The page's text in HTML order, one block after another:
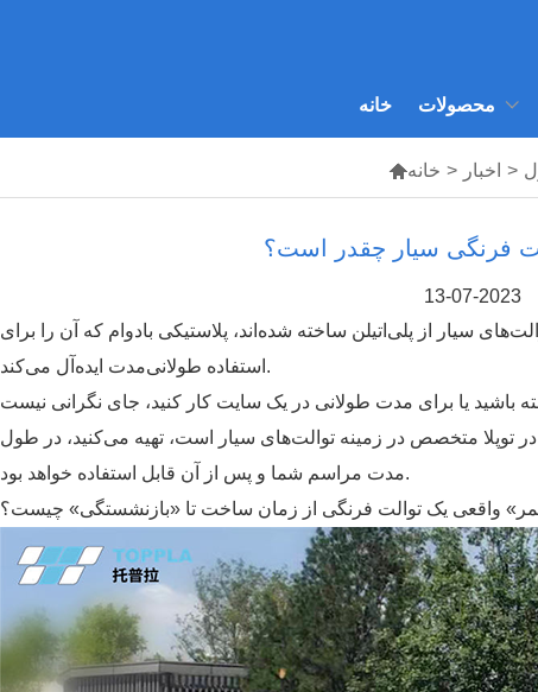
خانه محصولات
خانه > اخبار >
فرنگی سیار چقدر است؟
13-07-2023
معمولاً 10 سال است. توالت‌های سیار از پلی‌اتیلن ساخته شده‌اند، پلاستیکی بادوام که آن را برای
استفاده طولانی‌مدت ایده‌آل می‌کند.
متخصص در زمینه توالت‌های سیار است، تهیه می‌کنید، در طول
مدت مراسم شما و پس از آن قابل استفاده خواهد بود.
واقعی یک توالت فرنگی از زمان ساخت تا «بازنشستگی» چیست؟